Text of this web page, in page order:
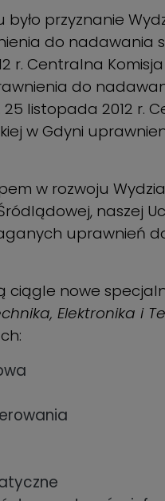
przyznanie
do
r. Centralna
do
listopada 2012 r.
w Gdyni
w rozwoju
naszej
uprawnień
nowe
Elektronika i